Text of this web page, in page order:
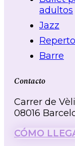
adultos
Jazz
Barre
Contacto
Carrer de
08016
CÓMO